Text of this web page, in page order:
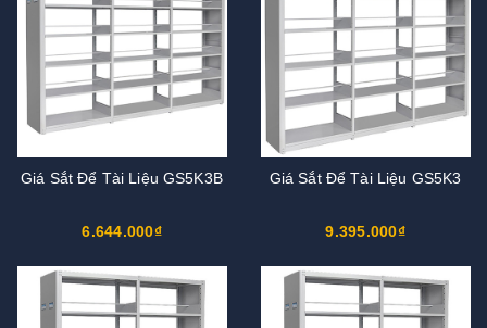
Giá Sắt Để Tài Liệu GS5K3B
6.644.000₫
Giá Sắt Để Tài Liệu GS5K3
9.395.000₫